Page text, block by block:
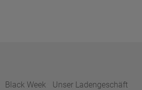
Black Week
Unser Ladengeschäft